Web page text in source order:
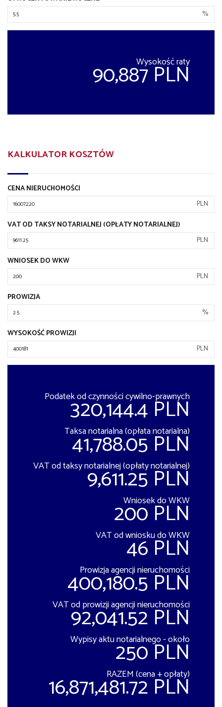
%
Wysokość raty
90,887 PLN
KALKULATOR KOSZTÓW
CENA NIERUCHOMOŚCI
PLN
VAT OD TAKSY NOTARIALNEJ (OPŁATY NOTARIALNEJ)
PLN
WNIOSEK DO WKW
PLN
PROWIZJA
%
WYSOKOŚĆ PROWIZJI
PLN
Podatek od czynności cywilno-prawnych
320,144.4 PLN
Taksa notarialna (opłata notarialna)
41,788.05 PLN
VAT od taksy notarialnej (opłaty notarialnej)
9,611.25 PLN
Wniosek do WKW
200 PLN
VAT od wniosku do WKW
46 PLN
Prowizja agencji nieruchomości
400,180.5 PLN
VAT od prowizji agencji nieruchomości
92,041.52 PLN
Wypisy aktu notarialnego - około
250 PLN
RAZEM (cena + opłaty)
16,871,481.72 PLN